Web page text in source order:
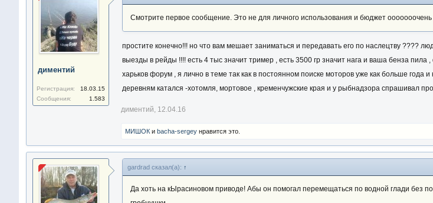
диментий
Регистрация:
18.03.15
Сообщения:
1.583
Смотрите первое сообщение. Это не для личного использования и бюджет
простите конечно!!! но что вам мешает заниматься и передавать его по наслецтву ????
выезды в рейды !!!! есть 4 тыс значит тример , есть 3500 гр значит нага и ваша бенза
харьков форум , я лично в теме так как в постоянном поиске моторов уже как больше
деревням катался -хотомля, мортовое , кременчужские края и у рыбнадзора спрашивал
диментий, 12.04.16
МИШОКи bacha-sergeyнравится это.
gardrad сказал(а): ↑
Да хоть на кЫрасиновом приводе! Абы он помогал перемещаться по водной глади без